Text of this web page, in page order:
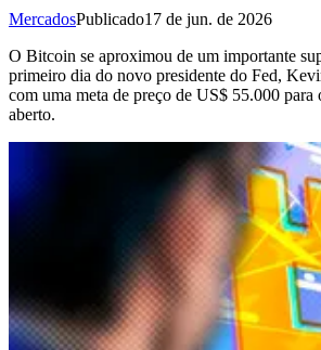
MercadosPublicado17 de jun. de 2026
O Bitcoin se aproximou de um importante
primeiro dia do novo presidente do Fed,
com uma meta de preço de US$ 55.000
aberto.